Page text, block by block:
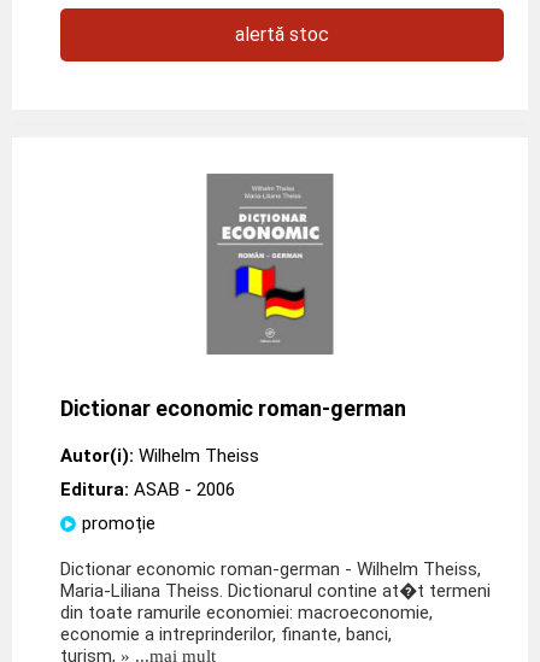
alertă stoc
Dictionar economic roman-german
Autor(i): Wilhelm Theiss
Editura: ASAB - 2006
promoție
Dictionar economic roman-german - Wilhelm Theiss,
Maria-Liliana Theiss. Dictionarul contine at�t termeni
din toate ramurile economiei: macroeconomie,
economie a intreprinderilor, finante, banci,
turism, » ...mai mult